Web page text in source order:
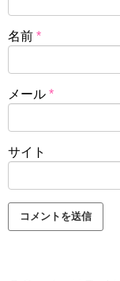
名前 *
メール *
サイト